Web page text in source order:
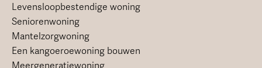
Levensloopbestendige woning
Seniorenwoning
Mantelzorgwoning
Een kangoeroewoning bouwen
Meergeneratiewoning